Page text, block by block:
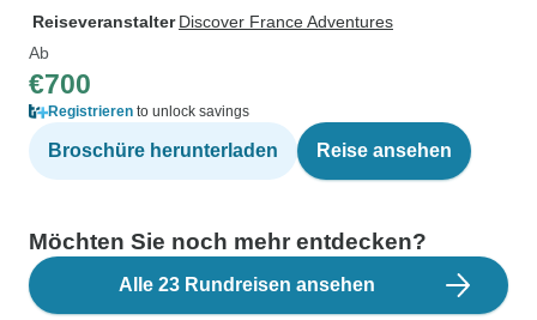
Reiseveranstalter Discover France Adventures
Ab
€700
Registrieren to unlock savings
Broschüre herunterladen Reise ansehen
Möchten Sie noch mehr entdecken?
Alle 23 Rundreisen ansehen